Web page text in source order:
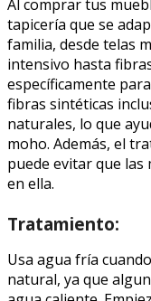
Al comprar tus
tapicería que se
familia, desde telas
intensivo hasta
específicamente
fibras sintéticas
naturales, lo que
moho. Además, el
puede evitar que las
en ella.
Tratamiento:
Usa agua fría
natural, ya que